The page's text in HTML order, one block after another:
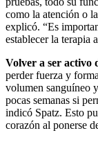
como la atención o
explicó. “Es
establecer la terapia
Volver a ser activo
perder fuerza y
volumen sanguíneo
pocas semanas si
indicó Spatz. Esto
corazón al ponerse